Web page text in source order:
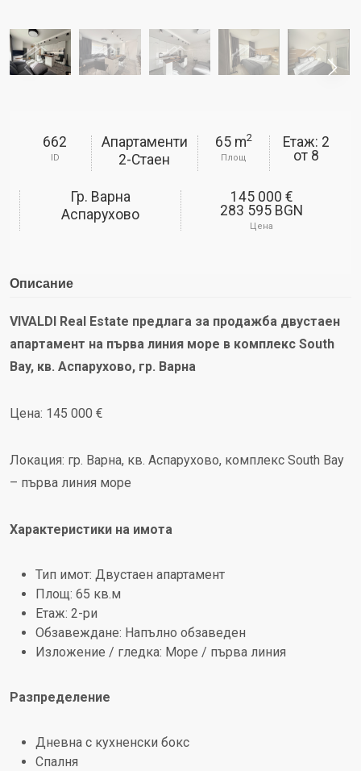
662
ID
Апартаменти
2-Стаен
65 m2
Площ
Етаж: 2
от8
Гр. Варна
Аспарухово
145 000 €
283 595 BGN
Цена
Описание
VIVALDI Real Estate предлага за продажба двустаен
апартамент на първа линия море в комплекс South
Bay, кв. Аспарухово, гр. Варна
Цена: 145 000 €
Локация: гр. Варна, кв. Аспарухово, комплекс South Bay
– първа линия море
Характеристики на имота
Тип имот: Двустаен апартамент
Площ: 65 кв.м
Етаж: 2-ри
Обзавеждане: Напълно обзаведен
Изложение / гледка: Море / първа линия
Разпределение
Дневна с кухненски бокс
Спалня